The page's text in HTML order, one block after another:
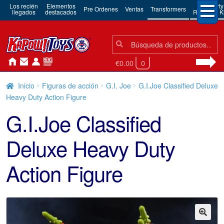
Los recién
llegados
Elementos
destacados Pre Ordenes Ventas Transformers 3rd Party
Robots &
Búsqueda:
Búsqueda
€0.00 0
Inicio Figuras de acción G.I. Joe
G.I.Joe Classified Deluxe
Heavy Duty Action Figure
G.I.Joe Classified
Deluxe Heavy Duty
Action Figure